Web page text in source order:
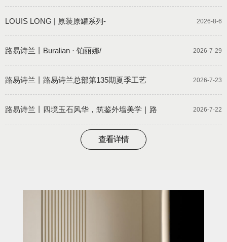
2026-8-6
LOUIS LONG | 原装原罐系列-
2026-7-29
路易诗兰丨Buralian · 铂丽娜/
2026-7-23
路易诗兰丨路易诗兰总部第135期夏季工艺
2026-7-22
路易诗兰丨四境玉石风华，筑鉴外墙美学｜路
查看详情